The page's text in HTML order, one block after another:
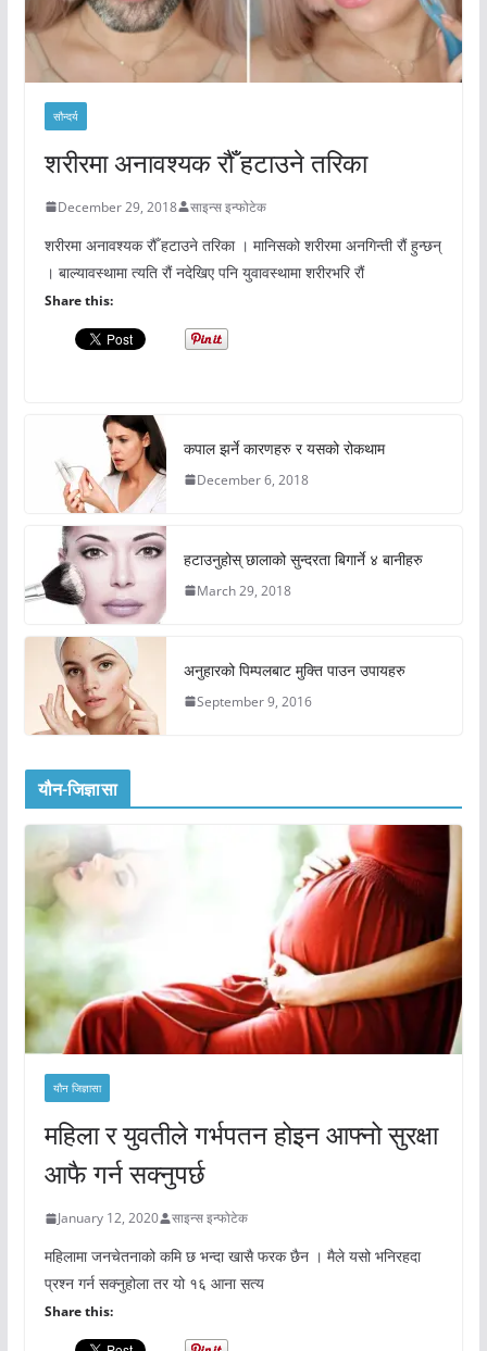
सौन्दर्य
शरीरमा अनावश्यक रौँ हटाउने तरिका
December 29, 2018 साइन्स इन्फोटेक
शरीरमा अनावश्यक रौँ हटाउने तरिका । मानिसको शरीरमा अनगिन्ती रौं हुन्छन्
। बाल्यावस्थामा त्यति रौं नदेखिए पनि युवावस्थामा शरीरभरि रौं
Share this:
कपाल झर्ने कारणहरु र यसको रोकथाम
December 6, 2018
हटाउनुहोस् छालाको सुन्दरता बिगार्ने ४ बानीहरु
March 29, 2018
अनुहारको पिम्पलबाट मुक्ति पाउन उपायहरु
September 9, 2016
यौन-जिज्ञासा
यौन जिज्ञासा
महिला र युवतीले गर्भपतन होइन आफ्नो सुरक्षा
आफै गर्न सक्नुपर्छ
January 12, 2020 साइन्स इन्फोटेक
महिलामा जनचेतनाको कमि छ भन्दा खासै फरक छैन । मैले यसो भनिरहदा
प्रश्न गर्न सक्नुहोला तर यो १६ आना सत्य
Share this: